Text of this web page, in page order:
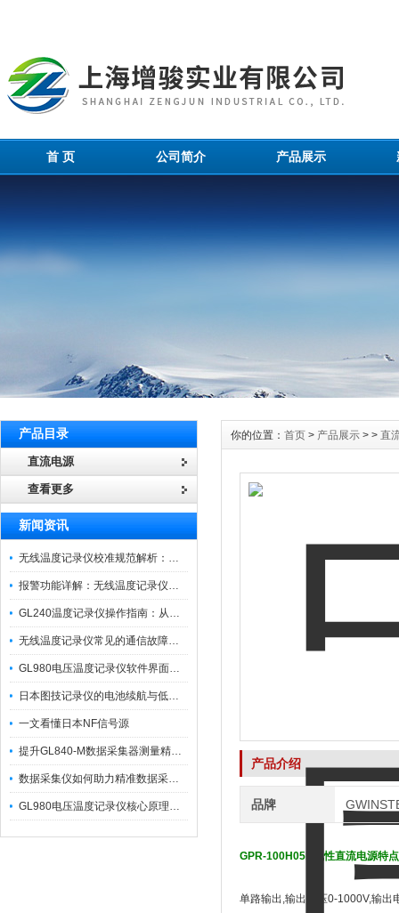
首 页 公司简介 产品展示
产品目录
直流电源
查看更多
新闻资讯
无线温度记录仪校准规范解析：从多点比对到不确定度评定的实操流程
报警功能详解：无线温度记录仪的阈值设定与通知机制
GL240温度记录仪操作指南：从开箱、接线到数据导出的标准化流程
无线温度记录仪常见的通信故障诊断与排除指南
GL980电压温度记录仪软件界面功能与使用技巧
日本图技记录仪的电池续航与低功耗模式适用场景分析
一文看懂日本NF信号源
提升GL840-M数据采集器测量精度的操作秘籍
数据采集仪如何助力精准数据采集与分析？​
GL980电压温度记录仪核心原理及行业应用
你的位置： 首页 > 产品展示 > > 直
产品介绍
品牌
GPR-100H05D线性直流电源特
单路输出,输出电压0-1000V,输出